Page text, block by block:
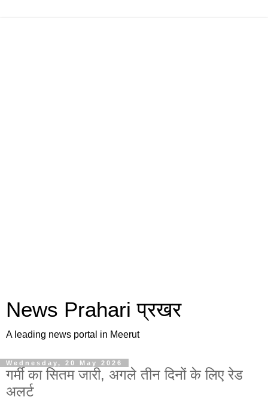
News Prahari प्रखर
A leading news portal in Meerut
Wednesday, 20 May 2026
गर्मी का सितम जारी, अगले तीन दिनों के लिए रेड
अलर्ट